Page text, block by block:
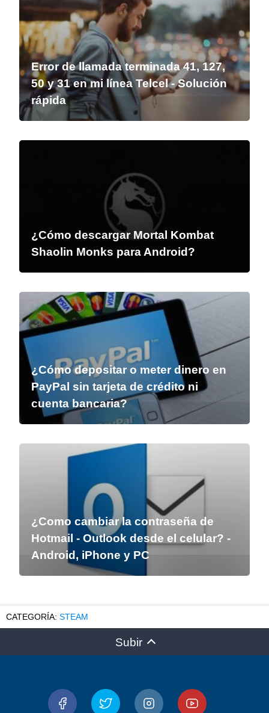
Error de llamada terminada 41, 127,
50 y 31 en mi línea Telcel - Solución
rápida
¿Cómo descargar Mortal Kombat
Shaolin Monks para Android?
¿Cómo depositar o meter dinero en
PayPal sin tarjeta de crédito ni
cuenta bancaria?
¿Como cambiar la contraseña de
Hotmail - Outlook desde el celular? -
Android, iPhone y PC
STEAM
Subir